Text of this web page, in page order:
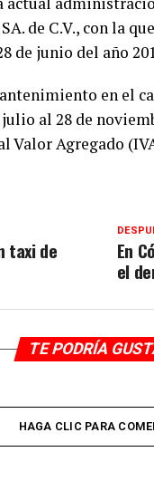
de C.V., con la
de junio del año
en el
al 28 de
Valor Agregado
En
el
taxi de
TE PODRÍA
HAGA CLIC PARA